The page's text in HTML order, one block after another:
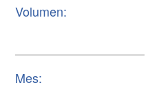
Volumen:
Mes: